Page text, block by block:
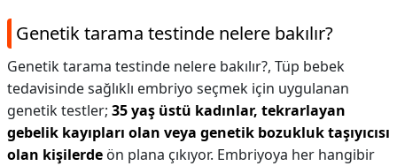
Genetik tarama testinde nelere bakılır?
Genetik tarama testinde nelere bakılır?, Tüp bebek
tedavisinde sağlıklı embriyo seçmek için uygulanan
genetik testler; 35 yaş üstü kadınlar, tekrarlayan
gebelik kayıpları olan veya genetik bozukluk taşıyıcısı
olan kişilerde ön plana çıkıyor. Embriyoya her hangibir